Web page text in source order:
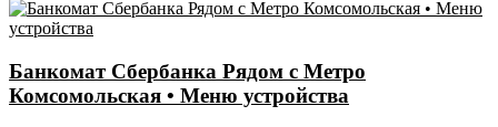
Банкомат Сбербанка Рядом с Метро
Комсомольская • Меню устройства